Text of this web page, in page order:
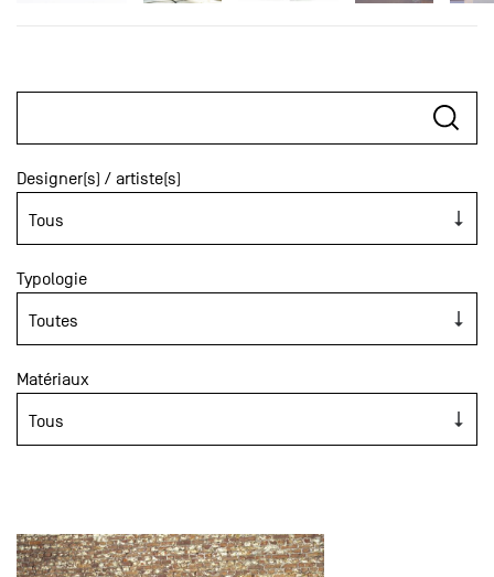
Designer(s) / artiste(s)
Typologie
Matériaux